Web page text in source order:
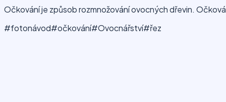
Očkování je způsob rozmnožování ovocných dřevin.
#fotonávod#očkování#Ovocnářství#řez